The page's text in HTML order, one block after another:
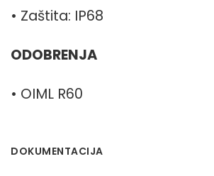
• Zaštita: IP68
ODOBRENJA
• OIML R60
DOKUMENTACIJA